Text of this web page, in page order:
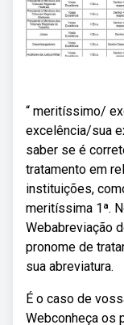
“ meritíssimo/
excelência/sua
saber se é
tratamento em
instituições,
meritíssima 1ª.
Webabreviação
pronome de
sua abreviatura.
É o caso de
Webconheça os